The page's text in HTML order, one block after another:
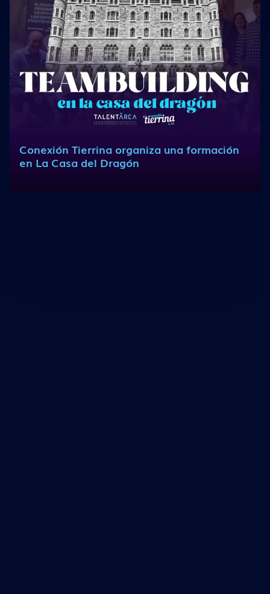
Conexión Tierrina organiza una formación
en La Casa del Dragón